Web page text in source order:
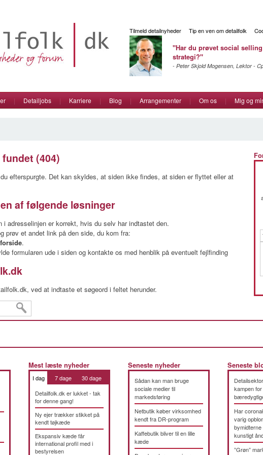
Tilmeld detailnyheder Tip en ven om detailfolk
"Har du prøvet social
strategi?"
- Peter Skjold Mogensen, Lektor -
| Detailjobs | Karriere | Blog | Arrangementer | Om os | Mig og
(404)
efterspurgte. Det kan skyldes, at siden ikke findes, at siden er flyttet eller at
af følgende løsninger
i adresselinjen er korrekt, hvis du selv har indtastet den.
prøv et andet link på den side, du kom fra:
forside.
formularen ude i siden og kontakte os med henblik på eventuelt fejlfinding
ved at indtaste et søgeord i feltet herunder.
Mest læste nyheder
I dag 7 dage
30 dage
Detailfolk.dk er lukket - tak
for denne gang!
Ny ejer trækker stikket på
kendt tøjkæde
Ekspansiv kæde får
international profil med i
bestyrelsen
Seneste nyheder
Sådan kan man bruge
sociale medier til
markedsføring
Netbutik køber virksomhed
kendt fra DR-program
Kaffebutik bliver til en lille
kæde
Seneste
kampen
Har
varig
bymidterne
kunstigt
”Grøn”